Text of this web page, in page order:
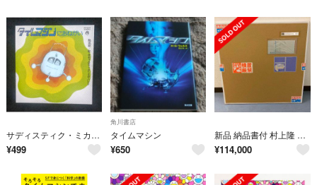
サディスティク・ミカ・バンド／タイムマシンにおねがい(8cmCD)
¥499
角川書店
タイムマシン
¥650
新品 納品書付 村上隆 タイムマシンでレッツゴー ポスター ED300 ジンガロ
¥114,000